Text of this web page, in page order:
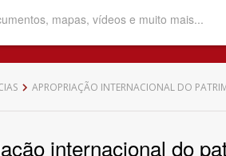
Até
APROPRIAÇÃO INTERNACIONAL DO
internacional do